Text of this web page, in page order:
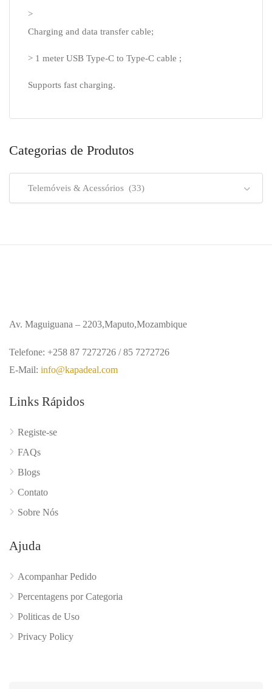
>
Charging and data transfer cable;
> 1 meter USB Type-C to Type-C cable ;
Supports fast charging.
Categorias de Produtos
Telemóveis & Acessórios (33)
Av. Maguiguana – 2203,Maputo,Mozambique
Telefone: +258 87 7272726 / 85 7272726
E-Mail: info@kapadeal.com
Links Rápidos
Registe-se
FAQs
Blogs
Contato
Sobre Nós
Ajuda
Acompanhar Pedido
Percentagens por Categoria
Politicas de Uso
Privacy Policy